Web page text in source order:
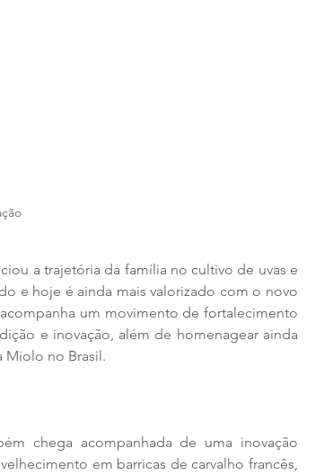
a trajetória da família no cultivo de uvas e
e hoje é ainda mais valorizado com o novo
um movimento de fortalecimento
e inovação, além de homenagear ainda
Miolo no Brasil.
chega acompanhada de uma inovação
em barricas de carvalho francês,